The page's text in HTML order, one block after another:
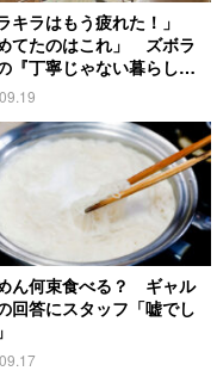
キラはもう疲れた！」
めてたのはこれ」 ズボラ
『丁寧じゃない暮らし』
ら
ん何束食べる？ ギャル
回答にスタッフ「嘘でし